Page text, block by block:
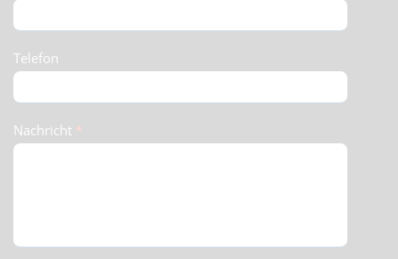
Telefon
Nachricht *